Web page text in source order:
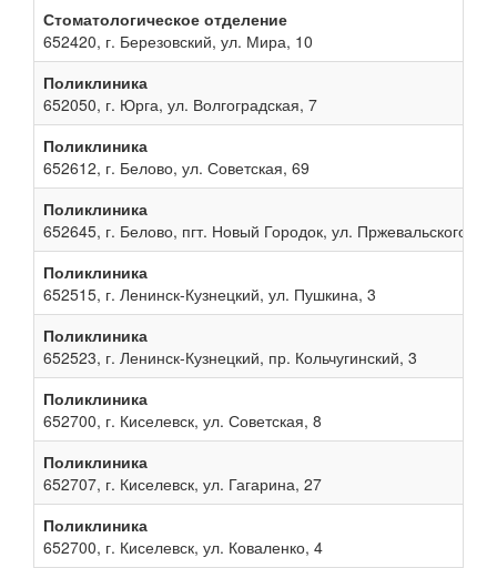
Стоматологическое отделение
652420, г. Березовский, ул. Мира, 10
Поликлиника
652050, г. Юрга, ул. Волгоградская, 7
Поликлиника
652612, г. Белово, ул. Советская, 69
Поликлиника
652645, г. Белово, пгт. Новый Городок, ул. Пржевальского, 13
Поликлиника
652515, г. Ленинск-Кузнецкий, ул. Пушкина, 3
Поликлиника
652523, г. Ленинск-Кузнецкий, пр. Кольчугинский, 3
Поликлиника
652700, г. Киселевск, ул. Советская, 8
Поликлиника
652707, г. Киселевск, ул. Гагарина, 27
Поликлиника
652700, г. Киселевск, ул. Коваленко, 4